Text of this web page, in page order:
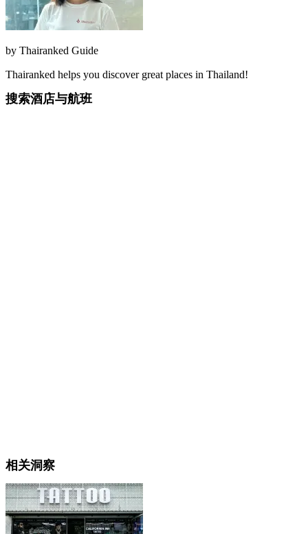
by Thairanked Guide
Thairanked helps you discover great places in Thailand!
搜索酒店与航班
相关洞察